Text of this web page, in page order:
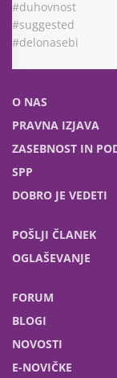
O NAS
PRAVNA IZJAVA
ZASEBNOST IN
SPP
DOBRO JE VEDETI
POŠLJI ČLANEK
OGLAŠEVANJE
FORUM
BLOGI
NOVOSTI
E-NOVIČKE